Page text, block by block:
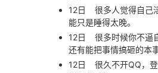
12日
很多人觉得自己
能只是睡得太晚。
12日
很多时候你不逼
还有能把事情搞砸的本事
12日
很久不开QQ，